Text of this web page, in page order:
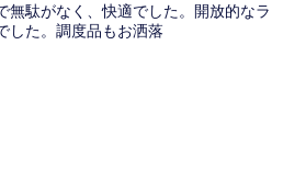
無駄がなく、快適でした。開放的なラ
した。調度品もお洒落